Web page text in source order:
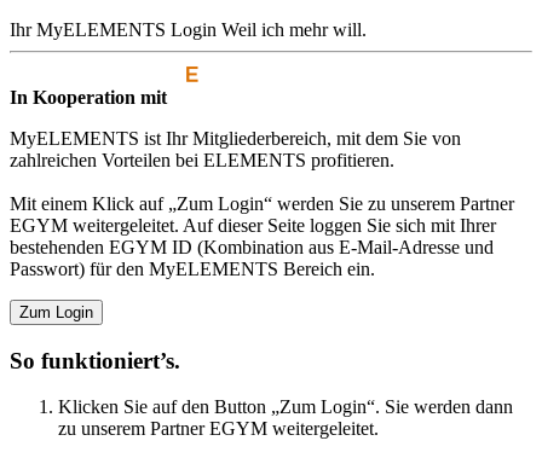
Ihr MyELEMENTS Login Weil ich mehr will.
In Kooperation mit
MyELEMENTS ist Ihr Mitgliederbereich, mit dem Sie von
zahlreichen Vorteilen bei ELEMENTS profitieren.
Mit einem Klick auf „Zum Login“ werden Sie zu unserem Partner
EGYM weitergeleitet. Auf dieser Seite loggen Sie sich mit Ihrer
bestehenden EGYM ID (Kombination aus E-Mail-Adresse und
Passwort) für den MyELEMENTS Bereich ein.
Zum Login
So funktioniert’s.
Klicken Sie auf den Button „Zum Login“. Sie werden dann
zu unserem Partner EGYM weitergeleitet.